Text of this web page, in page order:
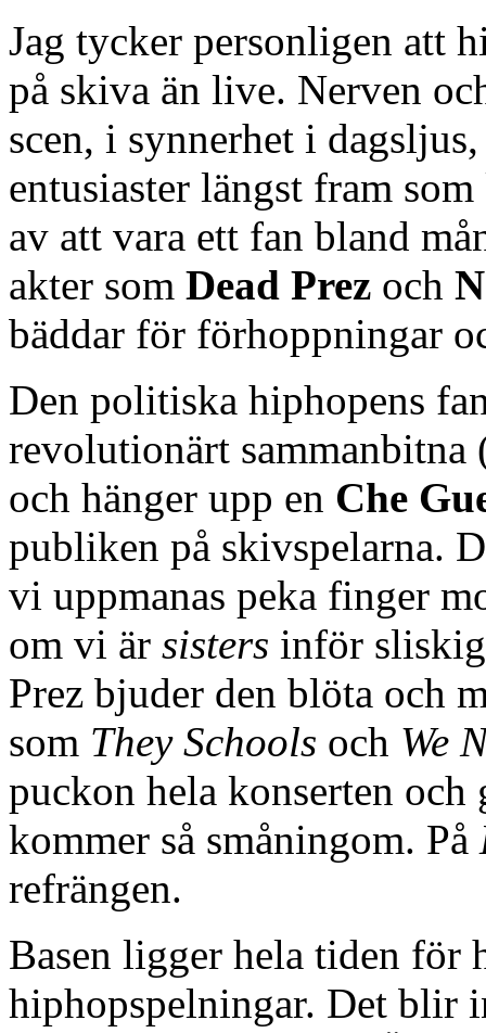
Jag tycker personligen att
på skiva än live. Nerven
scen, i synnerhet i
entusiaster längst fram
av att vara ett fan bland
akter som Dead Prez och
bäddar för förhoppningar
Den politiska hiphopens
revolutionärt sammanbitna
och hänger upp en Che
publiken på skivspelarna.
vi uppmanas peka finger
om vi är sisters inför
Prez bjuder den blöta och
som They Schools och We
puckon hela konserten och
kommer så småningom. På
refrängen.
Basen ligger hela tiden för
hiphopspelningar. Det blir